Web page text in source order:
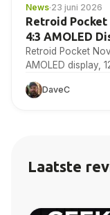
News·23 juni 2026
Retroid
4:3 AMOLED
Retroid Pocket
AMOLED display,
DaveC
Laatste